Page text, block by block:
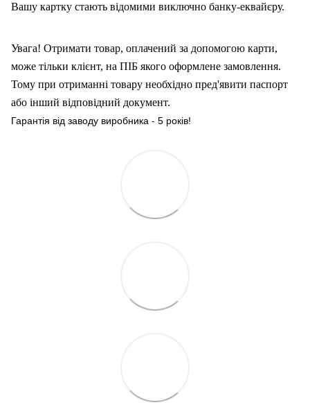
Вашу картку стають відомими виключно банку-еквайєру.
Увага! Отримати товар, оплачений за допомогою карти,
може тільки клієнт, на ПІБ якого оформлене замовлення.
Тому при отриманні товару необхідно пред'явити паспорт
або інший відповідний документ.
Гарантія від заводу виробника - 5 років!